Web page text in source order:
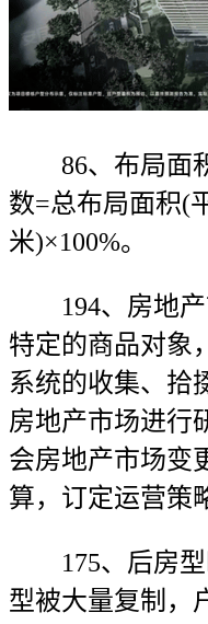
86、布局面积
数=总布局面积(
米)×100%。
194、房地产
特定的商品对象
系统的收集、拾
房地产市场进行
会房地产市场变
算，订定运营策
175、后房型
型被大量复制，